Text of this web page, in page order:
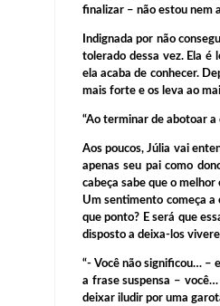
finalizar – não estou nem
Indignada por não
tolerado dessa vez. Ela é
ela acaba de conhecer.
mais forte e os leva ao
“Ao terminar de abotoar
Aos poucos, Júlia vai
apenas seu pai como
cabeça sabe que o
Um sentimento começa a
que ponto? E será que
disposto a deixa-los
“- Você não significou… –
a frase suspensa –
deixar iludir por uma